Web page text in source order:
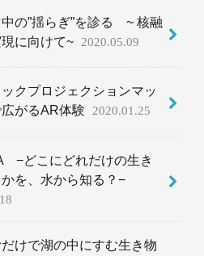
の”揺らぎ”を診る ~ 核融
に向けて~
2020.05.09
クプロジェクションマッ
がるAR体験
2020.01.25
−どこにどれだけの生き
を、水から知る？−
けで湖の中にすむ生き物